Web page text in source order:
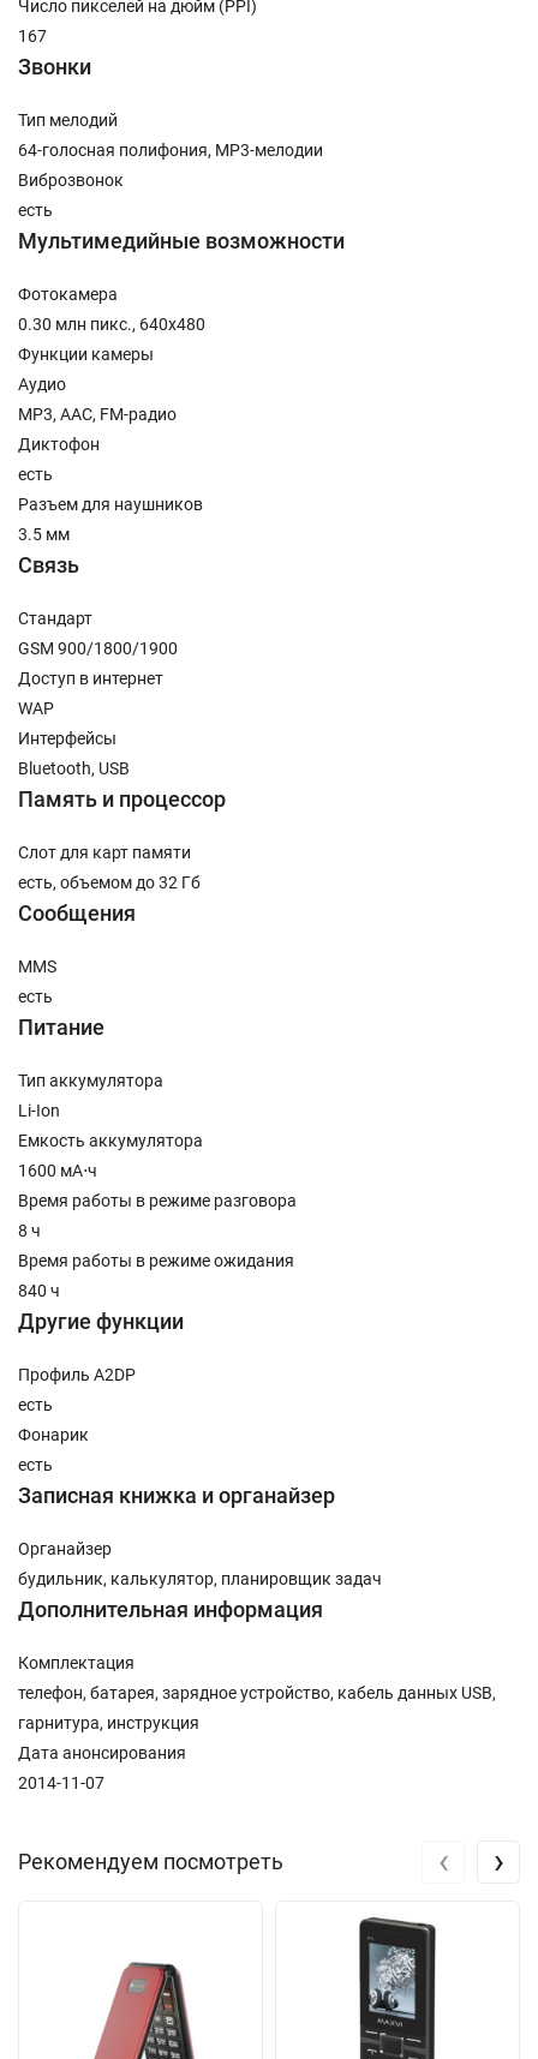
Число пикселей на дюйм (PPI)
167
Звонки
Тип мелодий
64-голосная полифония, MP3-мелодии
Виброзвонок
есть
Мультимедийные возможности
Фотокамера
0.30 млн пикс., 640x480
Функции камеры
Аудио
MP3, AAC, FM-радио
Диктофон
есть
Разъем для наушников
3.5 мм
Связь
Стандарт
GSM 900/1800/1900
Доступ в интернет
WAP
Интерфейсы
Bluetooth, USB
Память и процессор
Слот для карт памяти
есть, объемом до 32 Гб
Сообщения
MMS
есть
Питание
Тип аккумулятора
Li-Ion
Емкость аккумулятора
1600 мА⋅ч
Время работы в режиме разговора
8 ч
Время работы в режиме ожидания
840 ч
Другие функции
Профиль A2DP
есть
Фонарик
есть
Записная книжка и органайзер
Органайзер
будильник, калькулятор, планировщик задач
Дополнительная информация
Комплектация
телефон, батарея, зарядное устройство, кабель данных USB,
гарнитура, инструкция
Дата анонсирования
2014-11-07
Рекомендуем посмотреть ‹ ›